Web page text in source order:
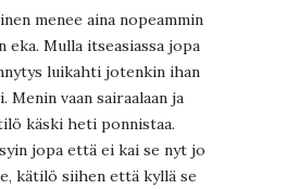
menee aina nopeammin
eka. Mulla itseasiassa jopa
luikahti jotenkin ihan
Menin vaan sairaalaan ja
käski heti ponnistaa.
jopa että ei kai se nyt jo
kätilö siihen että kyllä se